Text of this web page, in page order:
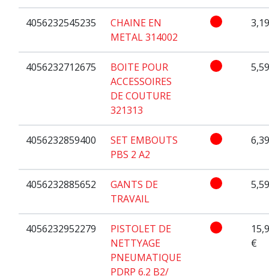
4056232545235
CHAINE EN
METAL 314002
4056232712675
BOITE POUR
ACCESSOIRES
DE COUTURE
321313
4056232859400
SET EMBOUTS
PBS 2 A2
4056232885652
GANTS DE
TRAVAIL
4056232952279
PISTOLET DE
NETTYAGE
PNEUMATIQUE
PDRP 6.2 B2/
€